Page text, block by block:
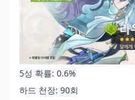
5성 확률: 0.6%
하드 천장: 90회